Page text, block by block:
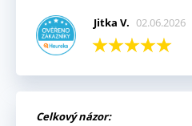
Jitka V. 02.06.2026
Celkový názor: